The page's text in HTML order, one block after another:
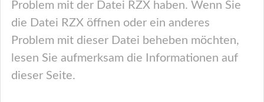
Problem mit der Datei RZX haben. Wenn Sie
die Datei RZX öffnen oder ein anderes
Problem mit dieser Datei beheben möchten,
lesen Sie aufmerksam die Informationen auf
dieser Seite.